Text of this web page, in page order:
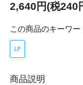
2,640円(税240
この商品のキーワー
LP
商品説明